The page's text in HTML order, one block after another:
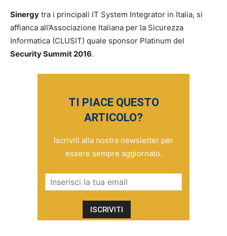
Sinergy tra i principali IT System Integrator in Italia, si
affianca all’Associazione Italiana per la Sicurezza
Informatica (CLUSIT) quale sponsor Platinum del
Security Summit 2016.
TI PIACE QUESTO
ARTICOLO?
Iscriviti alla nostra newsletter per
essere sempre aggiornato.